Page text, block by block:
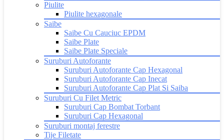
Piulite
Piulite hexagonale
Saibe
Saibe Cu Cauciuc EPDM
Saibe Plate
Saibe Plate Speciale
Suruburi Autoforante
Suruburi Autoforante Cap Hexagonal
Suruburi Autoforante Cap Inecat
Suruburi Autoforante Cap Plat Si Saiba
Suruburi Cu Filet Metric
Suruburi Cap Bombat Torbant
Suruburi Cap Hexagonal
Suruburi montaj ferestre
Tije Filetate